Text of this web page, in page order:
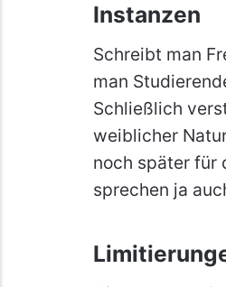
Instanzen
Schreibt man
man
Schließlich
weiblicher
noch später für
sprechen ja